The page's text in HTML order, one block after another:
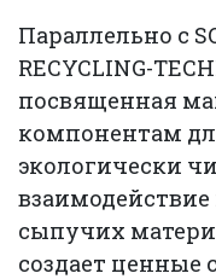
Параллельно с
RECYCLING-
посвященная
компонентам
экологически
сыпучих
создает ценные